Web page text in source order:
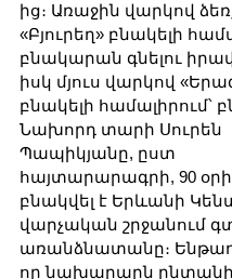
ից։ Առաջին վարկով
«Բյուրեղ» բնակելի
բնակարան գնելու
իսկ մյուս վարկով
բնակելի համալիրում՝
Նախորդ տարի Սուրեն
Պապիկյանը, ըստ
հայտարարագրի, 90
բնակվել է Երևանի
վարչական շրջանում
առանձնատանը։
որ նախարարն